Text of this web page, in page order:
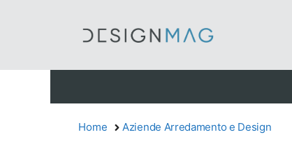
Home Aziende Arredamento e Design